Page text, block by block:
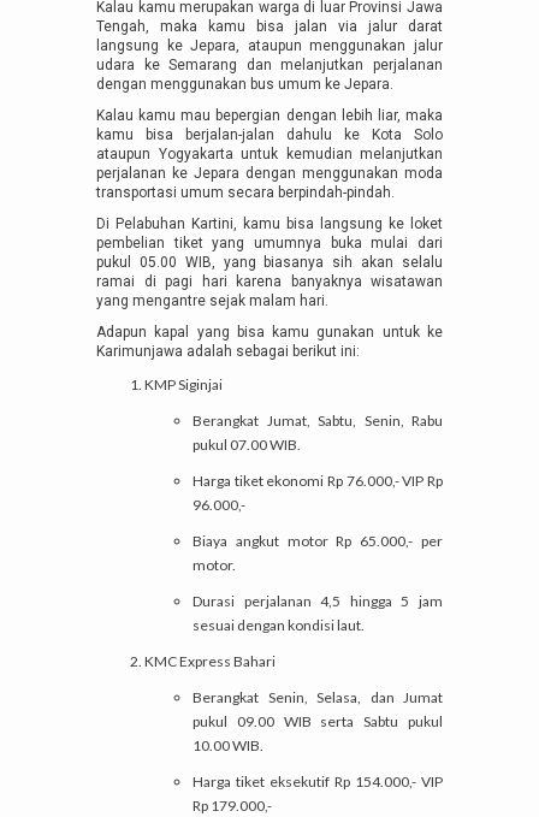
Kalau kamu merupakan warga di luar Provinsi Jawa
Tengah, maka kamu bisa jalan via jalur darat
langsung ke Jepara, ataupun menggunakan jalur
udara ke Semarang dan melanjutkan perjalanan
dengan menggunakan bus umum ke Jepara.
Kalau kamu mau bepergian dengan lebih liar, maka
kamu bisa berjalan-jalan dahulu ke Kota Solo
ataupun Yogyakarta untuk kemudian melanjutkan
perjalanan ke Jepara dengan menggunakan moda
transportasi umum secara berpindah-pindah.
Di Pelabuhan Kartini, kamu bisa langsung ke loket
pembelian tiket yang umumnya buka mulai dari
pukul 05.00 WIB, yang biasanya sih akan selalu
ramai di pagi hari karena banyaknya wisatawan
yang mengantre sejak malam hari.
Adapun kapal yang bisa kamu gunakan untuk ke
Karimunjawa adalah sebagai berikut ini:
KMP Siginjai
Berangkat Jumat, Sabtu, Senin, Rabu
pukul 07.00 WIB.
Harga tiket ekonomi Rp 76.000,- VIP Rp
96.000,-
Biaya angkut motor Rp 65.000,- per
motor.
Durasi perjalanan 4,5 hingga 5 jam
sesuai dengan kondisi laut.
KMC Express Bahari
Berangkat Senin, Selasa, dan Jumat
pukul 09.00 WIB serta Sabtu pukul
10.00 WIB.
Harga tiket eksekutif Rp 154.000,- VIP
Rp 179.000,-